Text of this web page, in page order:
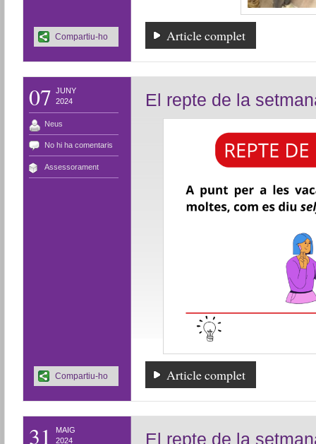
Article complet
Compartiu-ho
07 JUNY
2024
Neus
No hi ha comentaris
Assessorament
El repte de la
Article complet
Compartiu-ho
31
MAIG
2024
El repte de la